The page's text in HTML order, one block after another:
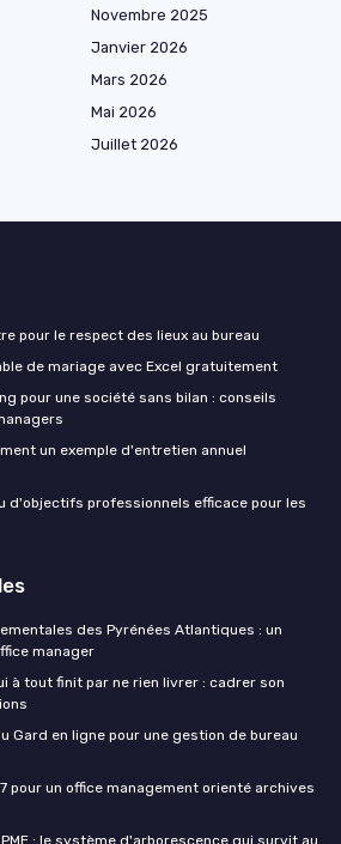
Novembre 2025
Janvier 2026
Mars 2026
Mai 2026
Juillet 2026
pour le respect des lieux au bureau
de mariage avec Excel gratuitement
pour une société sans bilan : conseils
un exemple d'entretien annuel
d'objectifs professionnels efficace pour les
des Pyrénées Atlantiques : un
manager
à tout finit par ne rien livrer : cadrer son
Gard en ligne pour une gestion de bureau
pour un office management orienté archives